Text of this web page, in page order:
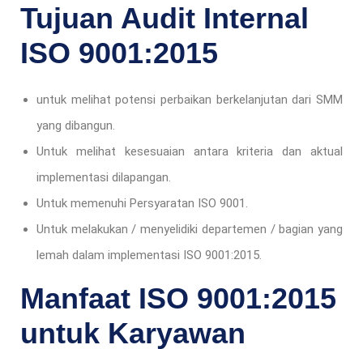
Tujuan Audit Internal
ISO 9001:2015
untuk melihat potensi perbaikan berkelanjutan dari SMM
yang dibangun.
Untuk melihat kesesuaian antara kriteria dan aktual
implementasi dilapangan.
Untuk memenuhi Persyaratan ISO 9001.
Untuk melakukan / menyelidiki departemen / bagian yang
lemah dalam implementasi ISO 9001:2015.
Manfaat ISO 9001:2015
untuk Karyawan